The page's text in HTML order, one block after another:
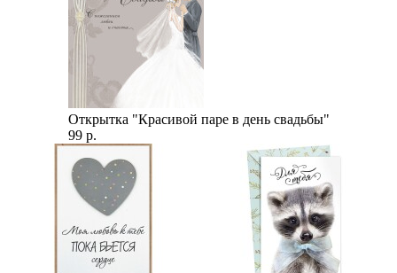
Открытка "Красивой паре в день свадьбы"
99 р.